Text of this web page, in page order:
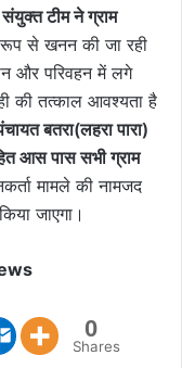
टीम ने ग्राम
से खनन की जा रही
और परिवहन में लगे
की तत्काल आवश्यता है
बतरा(लहरा पारा)
आस पास सभी ग्राम
मामले की नामजद
जाएगा।
0
Shares